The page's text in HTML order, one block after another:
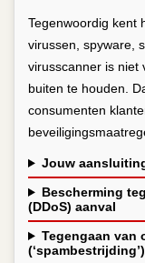
Tegenwoordig kent
virussen, spyware,
virusscanner is niet
buiten te houden.
consumenten
Jouw
Bescherming
(DDoS) aanval
Tegengaan van
(‘spambestrijding’)